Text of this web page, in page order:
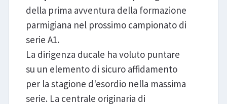
della prima avventura della formazione
parmigiana nel prossimo campionato di
serie A1.
La dirigenza ducale ha voluto puntare
su un elemento di sicuro affidamento
per la stagione d'esordio nella massima
serie. La centrale originaria di